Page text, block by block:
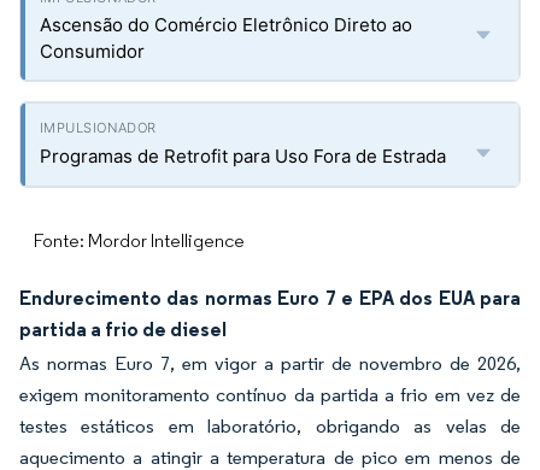
Ascensão do Comércio Eletrônico Direto ao
Consumidor
Programas de Retrofit para Uso Fora de Estrada
Fonte: Mordor Intelligence
Endurecimento das normas Euro 7 e EPA dos EUA para
partida a frio de diesel
As normas Euro 7, em vigor a partir de novembro de 2026,
exigem monitoramento contínuo da partida a frio em vez de
testes estáticos em laboratório, obrigando as velas de
aquecimento a atingir a temperatura de pico em menos de